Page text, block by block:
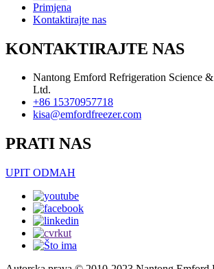
Primjena
Kontaktirajte nas
KONTAKTIRAJTE NAS
Nantong Emford Refrigeration Science
Ltd.
+86 15370957718
kisa@emfordfreezer.com
PRATI NAS
UPIT ODMAH